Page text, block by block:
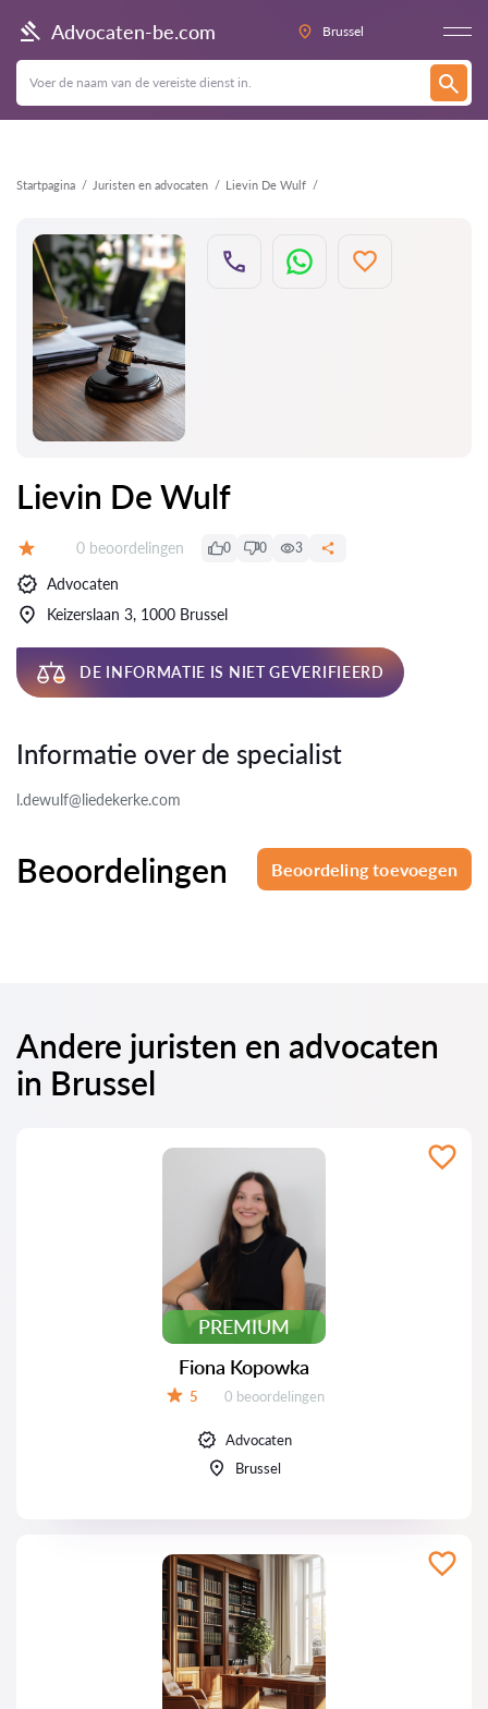
Advocaten-be.com Brussel
Startpagina Juristen en advocaten Lievin De Wulf
Terug
Lievin De Wulf
Beoordelingen:
0 beoordelingen 0 0 3
Advocaten
Keizerslaan 3, 1000 Brussel
DE INFORMATIE IS NIET GEVERIFIEERD
Informatie over de specialist
l.dewulf@liedekerke.com
Beoordelingen Beoordeling toevoegen
Andere juristen en advocaten
in Brussel
PREMIUM
Fiona Kopowka
5 Beoordelingen:
0 beoordelingen
Advocaten
Brussel